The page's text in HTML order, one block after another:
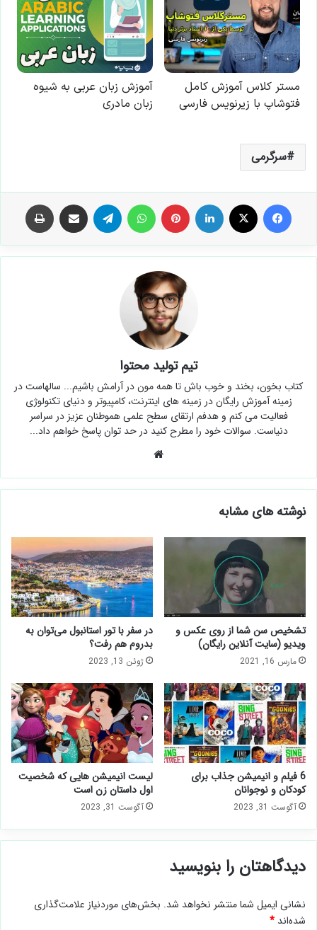
سرگرمی
فیس بوک لینکدین ‫پین‌ترست تلگرام اشتراک گذاری از طریق ایمیل
تیم تولید محتوا
کتاب بخون، بخند و خوب باش تا همه مون در آرامش باشیم... سالهاست در
زمینه آموزش رایگان در زمینه های اینترنت، کامپیوتر و دنیای تکنولوژی
فعالیت می کنم و هدفم ارتقای سطح علمی هموطنان عزیز در سراسر
دنیاست. سوالات خود را مطرح کنید در حد توان پاسخ خواهم داد...
نوشته های مشابه
تشخیص سن شما از روی عکس و
ویدیو (سایت آنلاین رایگان)
مارس 16, 2021
در سفر با تور استانبول می‌توان به
بدروم هم رفت؟
ژوئن 13, 2023
6 فیلم و انیمیشن جذاب برای
کودکان و نوجوانان
آگوست 31, 2023
لیست انیمیشن هایی که شخصیت
اول داستان زن است
آگوست 31, 2023
دیدگاهتان را بنویسید
نشانی ایمیل شما منتشر نخواهد شد. بخش‌های موردنیاز علامت‌گذاری
شده‌اند *